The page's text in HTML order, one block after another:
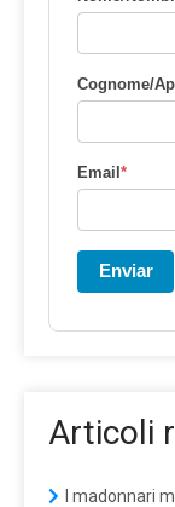
Cognome/
Email *
Enviar
Articoli
I madonnari